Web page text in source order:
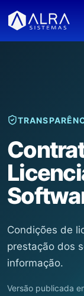
Condições de
prestação dos
informação.
Versão publicada